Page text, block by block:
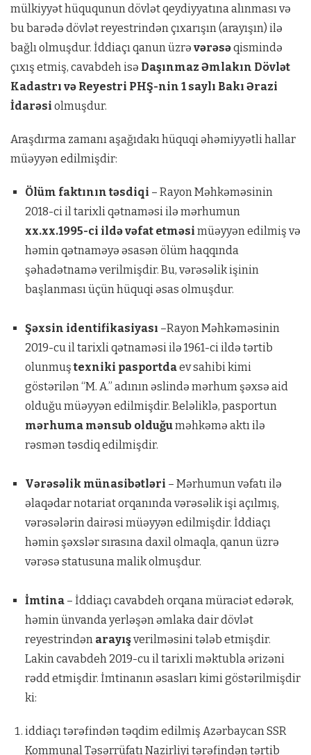
mülkiyyət hüququnun dövlət qeydiyyatına alınması və
bu barədə dövlət reyestrindən çıxarışın (arayışın) ilə
bağlı olmuşdur. İddiaçı qanun üzrə vərəsəqismində
çıxış etmiş, cavabdeh isə Daşınmaz Əmlakın Dövlət
Kadastrı və Reyestri PHŞ-nin 1 saylı Bakı Ərazi
İdarəsi olmuşdur.
Araşdırma zamanı aşağıdakı hüquqi əhəmiyyətli hallar
müəyyən edilmişdir:
Ölüm faktının təsdiqi – Rayon Məhkəməsinin
2018-ci il tarixli qətnaməsi ilə mərhumun
xx.xx.1995-ci ildə vəfat etməsi müəyyən edilmiş və
həmin qətnaməyə əsasən ölüm haqqında
şəhadətnamə verilmişdir. Bu, vərəsəlik işinin
başlanması üçün hüquqi əsas olmuşdur.
Şəxsin identifikasiyası –Rayon Məhkəməsinin
2019-cu il tarixli qətnaməsi ilə 1961-ci ildə tərtib
olunmuştexniki pasportdaev sahibi kimi
göstərilən “M. A.” adının əslində mərhum şəxsə aid
olduğu müəyyən edilmişdir. Beləliklə, pasportun
mərhuma mənsub olduğuməhkəmə aktı ilə
rəsmən təsdiq edilmişdir.
Vərəsəlik münasibətləri – Mərhumun vəfatı ilə
əlaqədar notariat orqanında vərəsəlik işi açılmış,
vərəsələrin dairəsi müəyyən edilmişdir. İddiaçı
həmin şəxslər sırasına daxil olmaqla, qanun üzrə
vərəsə statusuna malik olmuşdur.
İmtina– İddiaçı cavabdeh orqana müraciət edərək,
həmin ünvanda yerləşən əmlaka dair dövlət
reyestrindən arayışverilməsini tələb etmişdir.
Lakin cavabdeh 2019-cu il tarixli məktubla ərizəni
rədd etmişdir. İmtinanın əsasları kimi göstərilmişdir
ki:
iddiaçı tərəfindən təqdim edilmiş Azərbaycan SSR
Kommunal Təsərrüfatı Nazirliyi tərəfindən tərtib